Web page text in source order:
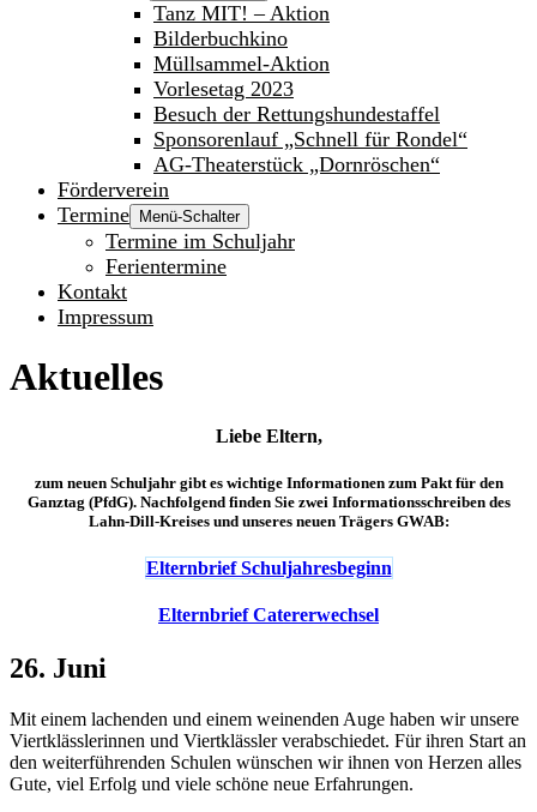
Tanz MIT! – Aktion
Bilderbuchkino
Müllsammel-Aktion
Vorlesetag 2023
Besuch der Rettungshundestaffel
Sponsorenlauf „Schnell für Rondel“
AG-Theaterstück „Dornröschen“
Förderverein
Termine
Menü-Schalter
Termine im Schuljahr
Ferientermine
Kontakt
Impressum
Aktuelles
Liebe Eltern,
zum neuen Schuljahr gibt es wichtige Informationen zum Pakt für den
Ganztag (PfdG). Nachfolgend finden Sie zwei Informationsschreiben des
Lahn-Dill-Kreises und unseres neuen Trägers GWAB:
Elternbrief Schuljahresbeginn
Elternbrief Catererwechsel
26. Juni
Mit einem lachenden und einem weinenden Auge haben wir unsere
Viertklässlerinnen und Viertklässler verabschiedet. Für ihren Start an
den weiterführenden Schulen wünschen wir ihnen von Herzen alles
Gute, viel Erfolg und viele schöne neue Erfahrungen.